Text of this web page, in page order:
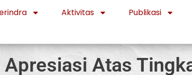
Aktivitas Publikasi
Atas